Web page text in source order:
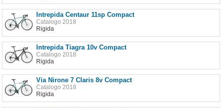
Intrepida Centaur 11sp Compact
Catalogo 2018
Rigida
Intrepida Tiagra 10v Compact
Catalogo 2018
Rigida
Via Nirone 7 Claris 8v Compact
Catalogo 2018
Rigida